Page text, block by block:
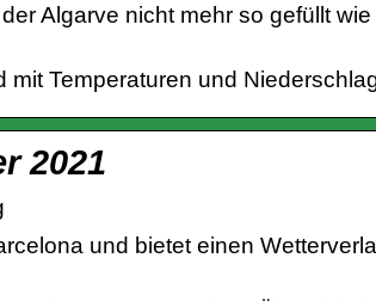
Algarve nicht mehr so gefüllt
Temperaturen und
2021
und bietet einen